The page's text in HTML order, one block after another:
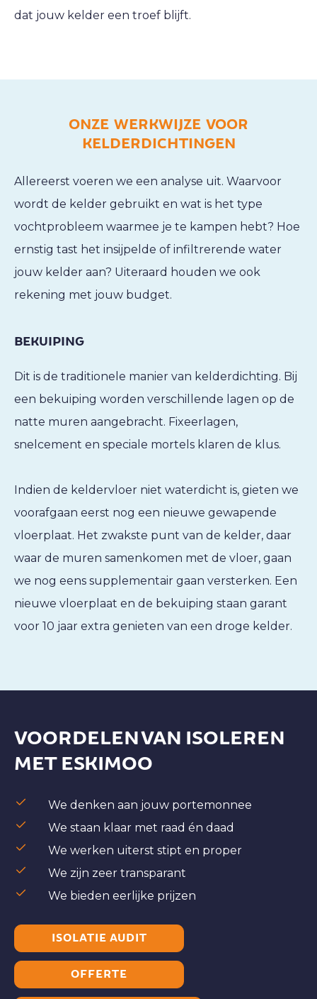
dat jouw kelder een troef blijft.
ONZE WERKWIJZE VOOR
KELDERDICHTINGEN
Allereerst voeren we een analyse uit. Waarvoor
wordt de kelder gebruikt en wat is het type
vochtprobleem waarmee je te kampen hebt? Hoe
ernstig tast het insijpelde of infiltrerende water
jouw kelder aan? Uiteraard houden we ook
rekening met jouw budget.
BEKUIPING
Dit is de traditionele manier van kelderdichting. Bij
een bekuiping worden verschillende lagen op de
natte muren aangebracht. Fixeerlagen,
snelcement en speciale mortels klaren de klus.
Indien de keldervloer niet waterdicht is, gieten we
voorafgaan eerst nog een nieuwe gewapende
vloerplaat. Het zwakste punt van de kelder, daar
waar de muren samenkomen met de vloer, gaan
we nog eens supplementair gaan versterken. Een
nieuwe vloerplaat en de bekuiping staan garant
voor 10 jaar extra genieten van een droge kelder.
VOORDELEN VAN ISOLEREN
MET ESKIMOO
We denken aan jouw portemonnee
We staan klaar met raad én daad
We werken uiterst stipt en proper
We zijn zeer transparant
We bieden eerlijke prijzen
ISOLATIE AUDIT
OFFERTE